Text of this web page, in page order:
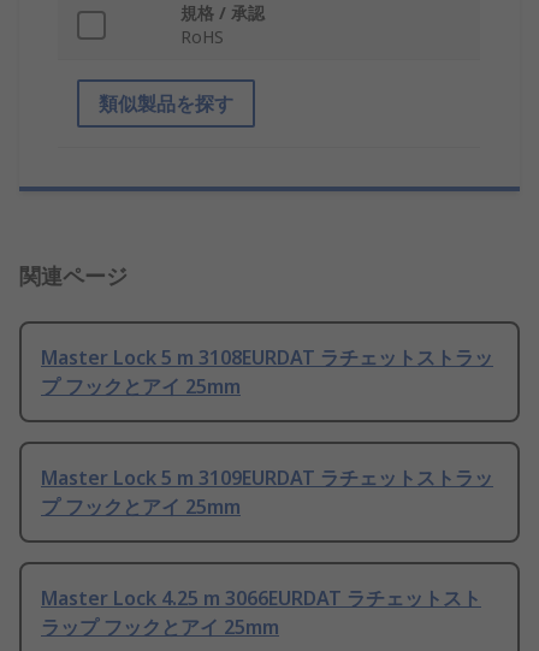
規格 / 承認
RoHS
類似製品を探す
関連ページ
Master Lock 5 m 3108EURDAT ラチェットストラッ
プ フックとアイ 25mm
Master Lock 5 m 3109EURDAT ラチェットストラッ
プ フックとアイ 25mm
Master Lock 4.25 m 3066EURDAT ラチェットスト
ラップ フックとアイ 25mm